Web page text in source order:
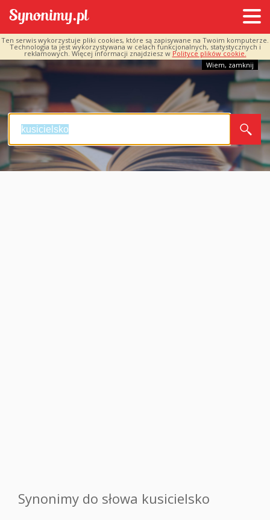
Ten serwis wykorzystuje pliki cookies, które są zapisywane na Twoim komputerze.
Technologia ta jest wykorzystywana w celach funkcjonalnych, statystycznych i
reklamowych. Więcej informacji znajdziesz w Polityce plików cookie.
Wiem, zamknij
Synonimy do słowa kusicielsko